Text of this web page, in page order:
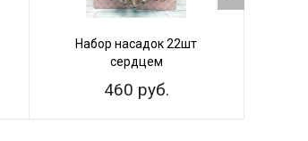
Набор насадок 22шт
сердцем
460 руб.